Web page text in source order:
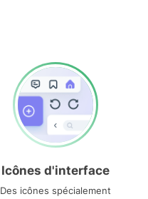
Icônes d'interface
Des icônes spécialement